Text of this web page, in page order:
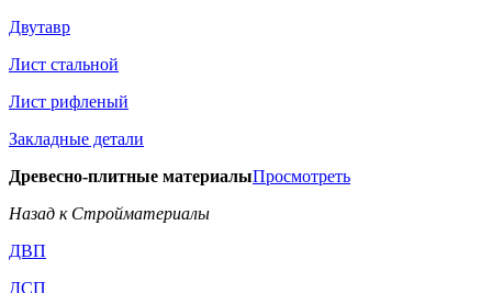
Двутавр
Лист стальной
Лист рифленый
Закладные детали
Древесно-плитные материалыПросмотреть
Назад к Стройматериалы
ДВП
ДСП